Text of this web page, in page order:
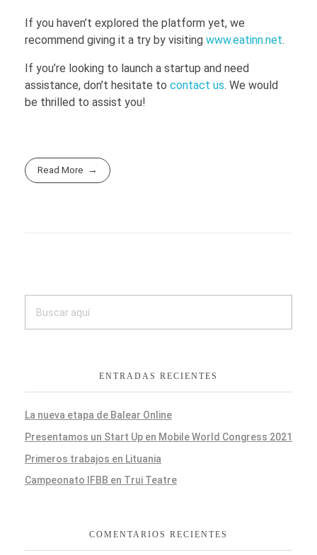
If you haven’t explored the platform yet, we
recommend giving it a try by visiting www.eatinn.net.
If you’re looking to launch a startup and need
assistance, don’t hesitate to contact us. We would
be thrilled to assist you!
Read More
ENTRADAS RECIENTES
La nueva etapa de Balear Online
Presentamos un Start Up en Mobile World Congress 2021
Primeros trabajos en Lituania
Campeonato IFBB en Trui Teatre
COMENTARIOS RECIENTES